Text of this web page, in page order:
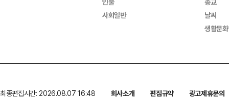
사회일반
날씨
생활문
최종편집시간: 2026.08.07 16:48 회사소개 편집규약
광고제휴문의